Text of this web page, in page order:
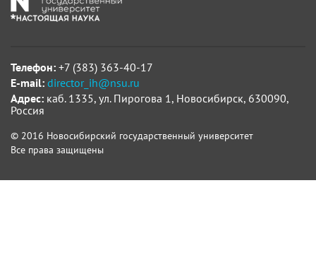
Телефон: +7 (383) 363-40-17
E-mail: director_ih@nsu.ru
Адрес: каб. 1335, ул. Пирогова 1, Новосибирск, 630090,
Россия
© 2016 Новосибирский государственный университет
Все права защищены